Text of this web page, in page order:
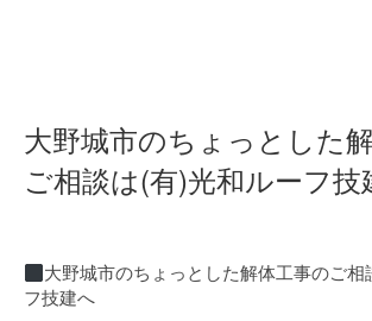
大野城市のちょっとした
ご相談は(有)光和ルーフ技
大野城市のちょっとした解体工事のご相
フ技建へ